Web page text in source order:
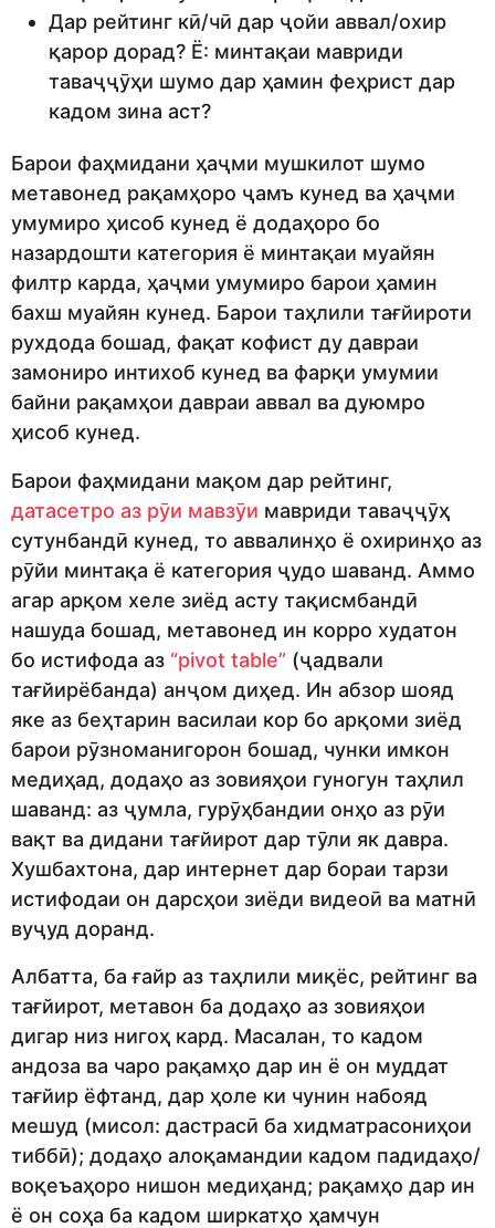
Дар рейтинг кӣ/чӣ дар ҷойи аввал/охир
қарор дорад? Ё: минтақаи мавриди
таваҷҷӯҳи шумо дар ҳамин феҳрист дар
кадом зина аст?
Барои фаҳмидани ҳаҷми мушкилот шумо
метавонед рақамҳоро ҷамъ кунед ва ҳаҷми
умумиро ҳисоб кунед ё додаҳоро бо
назардошти категория ё минтақаи муайян
филтр карда, ҳаҷми умумиро барои ҳамин
бахш муайян кунед. Барои таҳлили тағйироти
рухдода бошад, фақат кофист ду давраи
замониро интихоб кунед ва фарқи умумии
байни рақамҳои давраи аввал ва дуюмро
ҳисоб кунед.
Барои фаҳмидани мақом дар рейтинг,
датасетро аз рӯи мавзӯи мавриди таваҷҷӯҳ
сутунбандӣ кунед, то аввалинҳо ё охиринҳо аз
рӯйи минтақа ё категория ҷудо шаванд. Аммо
агар арқом хеле зиёд асту тақисмбандӣ
нашуда бошад, метавонед ин корро худатон
бо истифода аз “pivot table” (ҷадвали
тағйирёбанда) анҷом диҳед. Ин абзор шояд
яке аз беҳтарин василаи кор бо арқоми зиёд
барои рӯзноманигорон бошад, чунки имкон
медиҳад, додаҳо аз зовияҳои гуногун таҳлил
шаванд: аз ҷумла, гурӯҳбандии онҳо аз рӯи
вақт ва дидани тағйирот дар тӯли як давра.
Хушбахтона, дар интернет дар бораи тарзи
истифодаи он дарсҳои зиёди видеоӣ ва матнӣ
вуҷуд доранд.
Албатта, ба ғайр аз таҳлили миқёс, рейтинг ва
тағйирот, метавон ба додаҳо аз зовияҳои
дигар низ нигоҳ кард. Масалан, то кадом
андоза ва чаро рақамҳо дар ин ё он муддат
тағйир ёфтанд, дар ҳоле ки чунин набояд
мешуд (мисол: дастрасӣ ба хидматрасониҳои
тиббӣ); додаҳо алоқамандии кадом падидаҳо/
воқеъаҳоро нишон медиҳанд; рақамҳо дар ин
ё он соҳа ба кадом ширкатҳо ҳамчун